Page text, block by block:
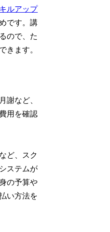
ルアップ
です。講
ので、た
きます。
謝など、
用を確認
ど、スク
ステムが
の予算や
い方法を